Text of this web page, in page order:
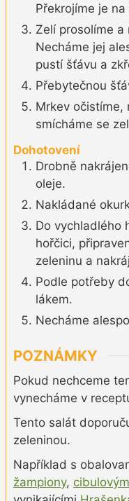
Překrojíme je na
Zelí prosolíme
Necháme jej
pustí šťávu a
Přebytečnou
Mrkev očistíme,
smícháme se
Dohotovení
Drobně
oleje.
Nakládané
Do vychladlého
hořčici,
zeleninu a
Podle potřeby
lákem.
Necháme
POZNÁMKY
Pokud nechceme
vynecháme v
Tento salát
zeleninou.
Například s
žampiony,